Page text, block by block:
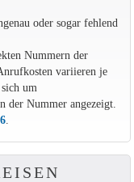
oder sogar fehlend
Nummern der
variieren je
um
der Nummer angezeigt.
.